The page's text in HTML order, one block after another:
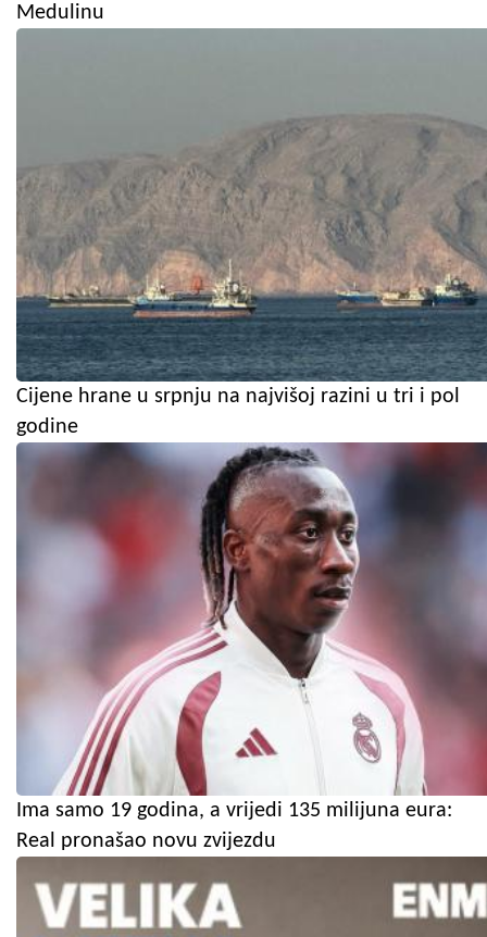
Medulinu
Cijene hrane u srpnju na najvišoj razini u tri i pol
godine
Ima samo 19 godina, a vrijedi 135 milijuna eura:
Real pronašao novu zvijezdu